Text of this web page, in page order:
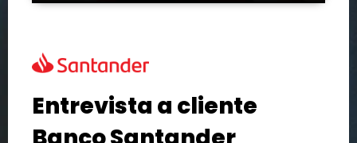
Entrevista a cliente